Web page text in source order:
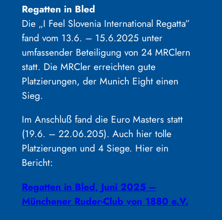
Regatten in Bled
Die „I Feel Slovenia International Regatta”
fand vom 13.6. – 15.6.2025 unter
umfassender Beteiligung von 24 MRClern
statt. Die MRCler erreichten gute
Platzierungen, der Munich Eight einen
Sieg.
Im Anschluß fand die Euro Masters statt
(19.6. – 22.06.205). Auch hier tolle
Platzierungen und 4 Siege. Hier ein
Bericht:
Regatten in Bled, Juni 2025 –
Münchener Ruder-Club von 1880 e.V.